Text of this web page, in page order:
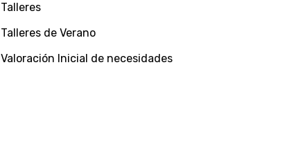
Talleres
Talleres de Verano
Valoración Inicial de necesidades